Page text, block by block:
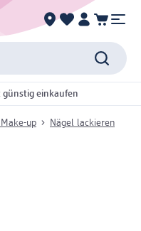
günstig einkaufen
up Nägel lackieren